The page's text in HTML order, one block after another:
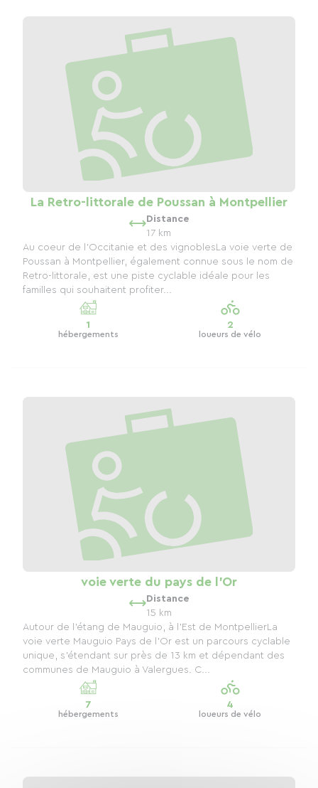
La Retro-littorale de Poussan à Montpellier
Distance
17 km
Au coeur de l'Occitanie et des vignoblesLa voie verte de
Poussan à Montpellier, également connue sous le nom de
Retro-littorale, est une piste cyclable idéale pour les
familles qui souhaitent profiter...
1
hébergements
2
loueurs de vélo
voie verte du pays de l'Or
Distance
15 km
Autour de l'étang de Mauguio, à l'Est de MontpellierLa
voie verte Mauguio Pays de l'Or est un parcours cyclable
unique, s'étendant sur près de 13 km et dépendant des
communes de Mauguio à Valergues. C...
7
hébergements
4
loueurs de vélo